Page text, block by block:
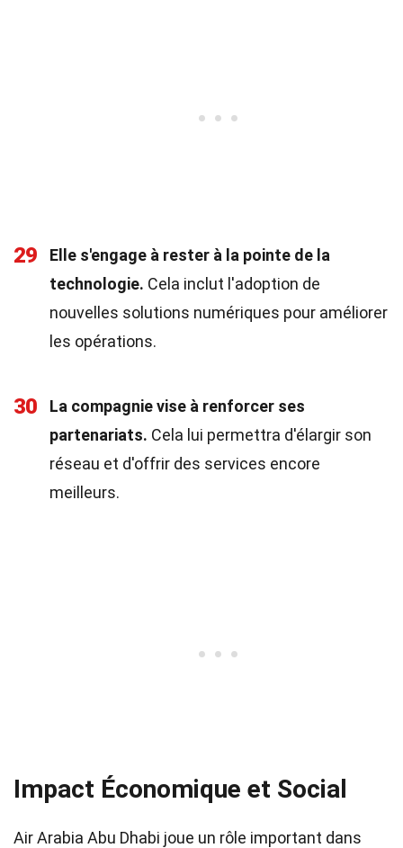
29
Elle s'engage à rester à la pointe de la
technologie. Cela inclut l'adoption de
nouvelles solutions numériques pour améliorer
les opérations.
30
La compagnie vise à renforcer ses
partenariats. Cela lui permettra d'élargir son
réseau et d'offrir des services encore
meilleurs.
Impact Économique et Social
Air Arabia Abu Dhabi joue un rôle important dans